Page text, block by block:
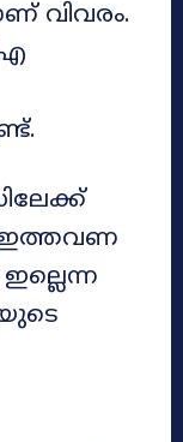
വിവരം.
ഇത്തവണ